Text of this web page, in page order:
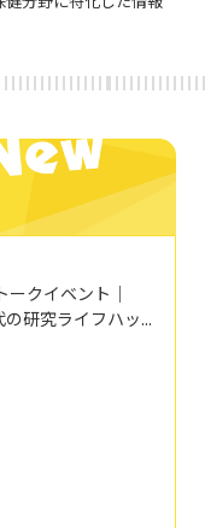
クイベント｜
の研究ライフハッ...